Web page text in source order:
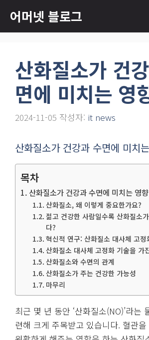
츠
어머넷 블로그
산화질소가 건
면에 미치는 영
2024-11-05 작성자: it news
산화질소가 건강과 수면에 미치
목차
산화질소가 건강과 수면에 미치는 영향
산화질소, 왜 이렇게 중요한가요?
젊고 건강한 사람일수록 산화질소
다?
혁신적 연구: 산화질소 대사체 고정
산화질소 대사체 고정화 기술을 가
산화질소와 수면의 관계
산화질소가 주는 건강한 가능성
마무리
최근 몇 년 동안 ‘산화질소(NO)’라는
련해 크게 주목받고 있습니다. 혈관